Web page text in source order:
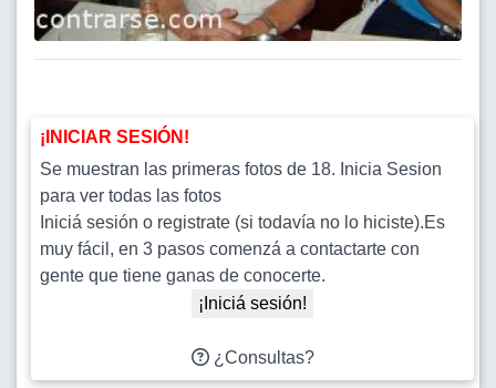
¡INICIAR SESIÓN!
Se muestran las primeras fotos de 18. Inicia Sesion
para ver todas las fotos
Iniciá sesión o registrate (si todavía no lo hiciste).Es
muy fácil, en 3 pasos comenzá a contactarte con
gente que tiene ganas de conocerte.
¡Iniciá sesión!
¿Consultas?